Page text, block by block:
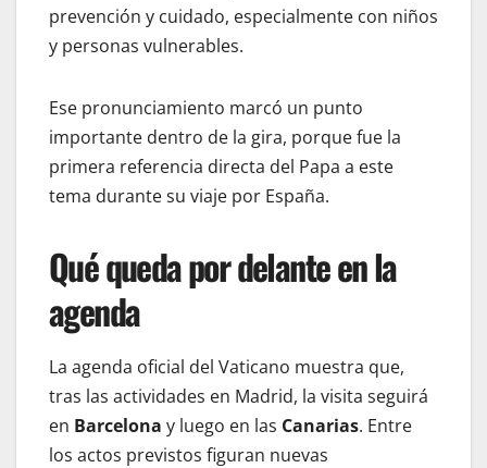
prevención y cuidado, especialmente con niños
y personas vulnerables.
Ese pronunciamiento marcó un punto
importante dentro de la gira, porque fue la
primera referencia directa del Papa a este
tema durante su viaje por España.
Qué queda por delante en la
agenda
La agenda oficial del Vaticano muestra que,
tras las actividades en Madrid, la visita seguirá
en Barcelona y luego en las Canarias. Entre
los actos previstos figuran nuevas